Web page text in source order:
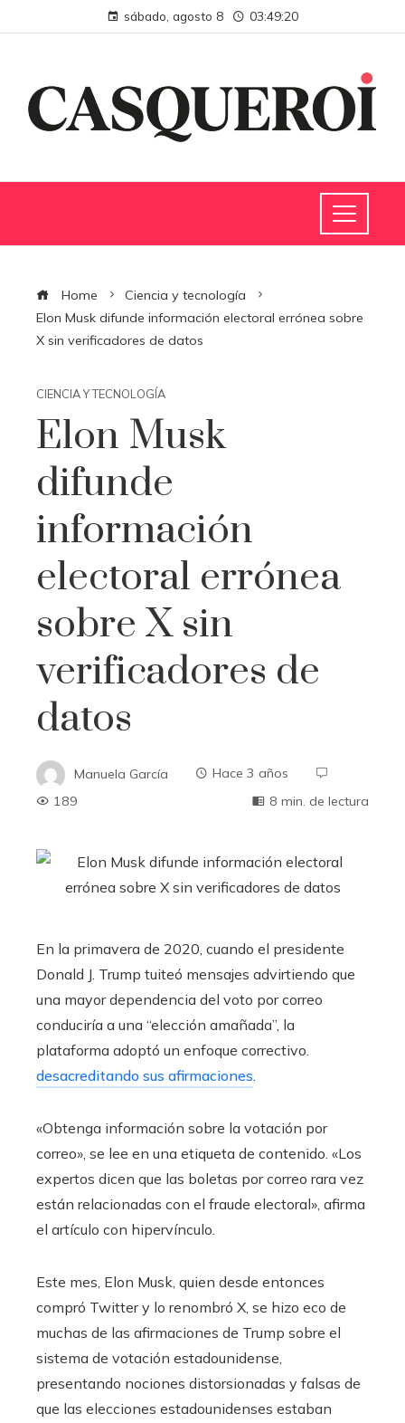
sábado, agosto 8 03:49:21
Home
Ciencia y tecnología
Elon Musk difunde información electoral errónea sobre
X sin verificadores de datos
CIENCIA Y TECNOLOGÍA
Elon Musk
difunde
información
electoral errónea
sobre X sin
verificadores de
datos
Manuela García
Hace 3 años
189
8 min. de lectura
En la primavera de 2020, cuando el presidente
Donald J. Trump tuiteó mensajes advirtiendo que
una mayor dependencia del voto por correo
conduciría a una “elección amañada”, la
plataforma adoptó un enfoque correctivo.
desacreditando sus afirmaciones
«Obtenga información sobre la votación por
correo», se lee en una etiqueta de contenido. «Los
expertos dicen que las boletas por correo rara vez
están relacionadas con el fraude electoral», afirma
el artículo con hipervínculo.
Este mes, Elon Musk, quien desde entonces
compró Twitter y lo renombró X, se hizo eco de
muchas de las afirmaciones de Trump sobre el
sistema de votación estadounidense,
presentando nociones distorsionadas y falsas de
que las elecciones estadounidenses estaban